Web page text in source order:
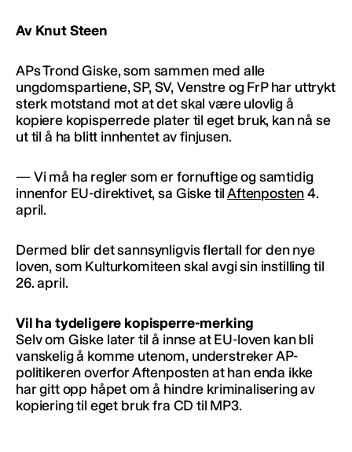
Av Knut Steen
APs Trond Giske, som sammen med alle
ungdomspartiene, SP, SV, Venstre og FrP har uttrykt
sterk motstand mot at det skal være ulovlig å
kopiere kopisperrede plater til eget bruk, kan nå se
ut til å ha blitt innhentet av finjusen.
— Vi må ha regler som er fornuftige og samtidig
innenfor EU-direktivet, sa Giske tilAftenposten4.
april.
Dermed blir det sannsynligvis flertall for den nye
loven, som Kulturkomiteen skal avgi sin instilling til
26. april.
Vil ha tydeligere kopisperre-merking
Selv om Giske later til å innse at EU-loven kan bli
vanskelig å komme utenom, understreker AP-
politikeren overfor Aftenposten at han enda ikke
har gitt opp håpet om å hindre kriminalisering av
kopiering til eget bruk fra CD til MP3.